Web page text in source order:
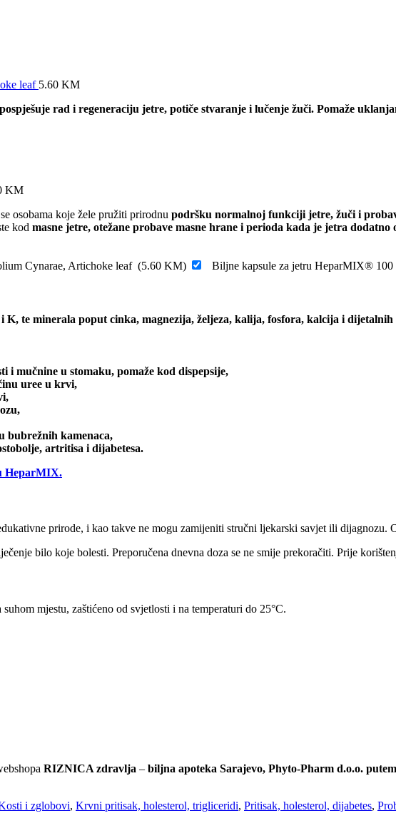
leaf 5.60 KM
rad i regeneraciju jetre, potiče stvaranje i lučenje žuči. Pomaže
KM
osobama koje žele pružiti prirodnu podršku normalnoj funkciji jetre, žuči i
kod masne jetre, otežane probave masne hrane i perioda kada je jetra
Cynarae, Artichoke leaf (5.60 KM) Biljne kapsule za jetru HeparMIX® 100
te minerala poput cinka, magnezija, željeza, kalija, fosfora, kalcija i dijetalnih
i mučnine u stomaku, pomaže kod dispepsije,
uree u krvi,
bubrežnih kamenaca,
artritisa i dijabetesa.
HeparMIX.
prirode, i kao takve ne mogu zamijeniti stručni ljekarski savjet ili dijagnozu.
bilo koje bolesti. Preporučena dnevna doza se ne smije prekoračiti. Prije
mjestu, zaštićeno od svjetlosti i na temperaturi do 25°C.
RIZNICA zdravlja – biljna apoteka Sarajevo, Phyto-Pharm d.o.o.
i zglobovi, Krvni pritisak, holesterol, trigliceridi, Pritisak, holesterol, dijabetes,